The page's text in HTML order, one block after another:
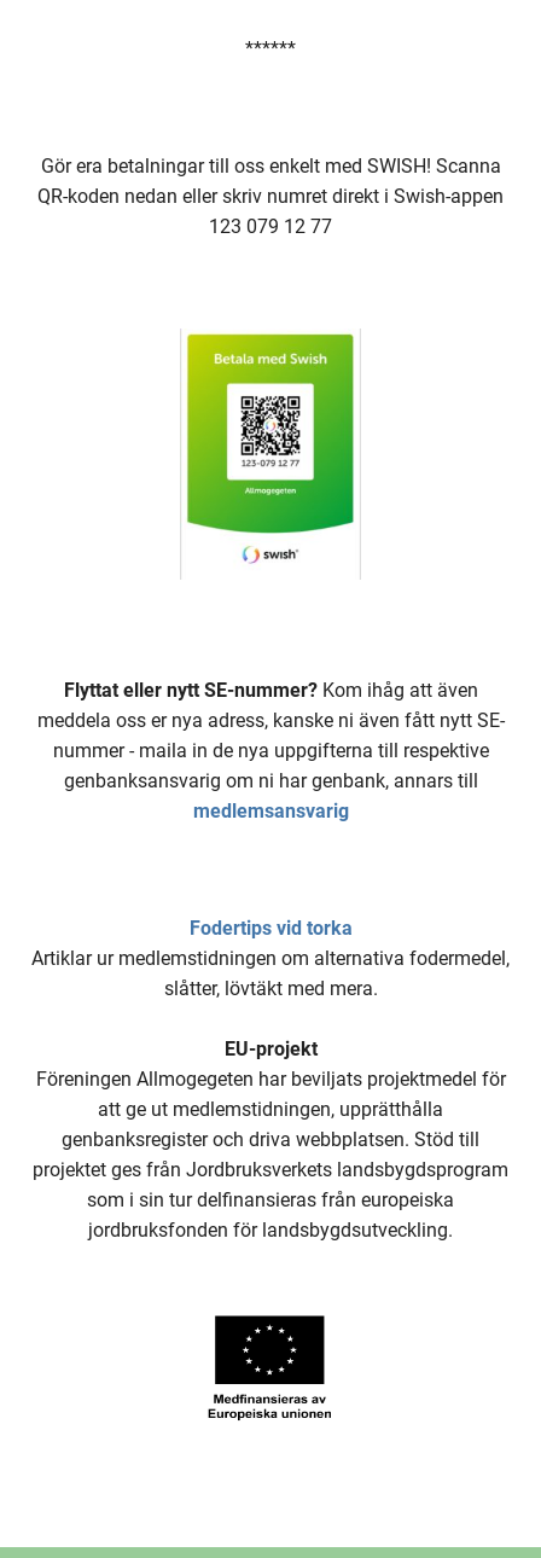
******
Gör era betalningar till oss enkelt med SWISH! Scanna
QR-koden nedan eller skriv numret direkt i Swish-appen
123 079 12 77
Flyttat eller nytt SE-nummer?Kom ihåg att även
meddela oss er nya adress, kanske ni även fått nytt SE-
nummer - maila in de nya uppgifterna till respektive
genbanksansvarig om ni har genbank, annars till
medlemsansvarig
Fodertips vid torka
Artiklar ur medlemstidningen om alternativa fodermedel,
slåtter, lövtäkt med mera.
EU-projekt
Föreningen Allmogegeten har beviljats projektmedel för
att ge ut medlemstidningen, upprätthålla
genbanksregister och driva webbplatsen. Stöd till
projektet ges från Jordbruksverkets landsbygdsprogram
som i sin tur delfinansieras från europeiska
jordbruksfonden för landsbygdsutveckling.